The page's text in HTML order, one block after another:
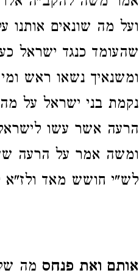
ועל מה שונאים
שהעומד כנגד ישראל
ומשנאיך נשאו ראש
נקמת בני ישראל על
הרעה אשר עשו
ומשה אמר על הרעה
לש"י חושש מאד ולז"א
אותם ואת פנחס מה